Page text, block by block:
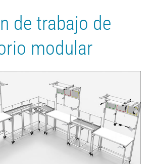
de trabajo de
modular